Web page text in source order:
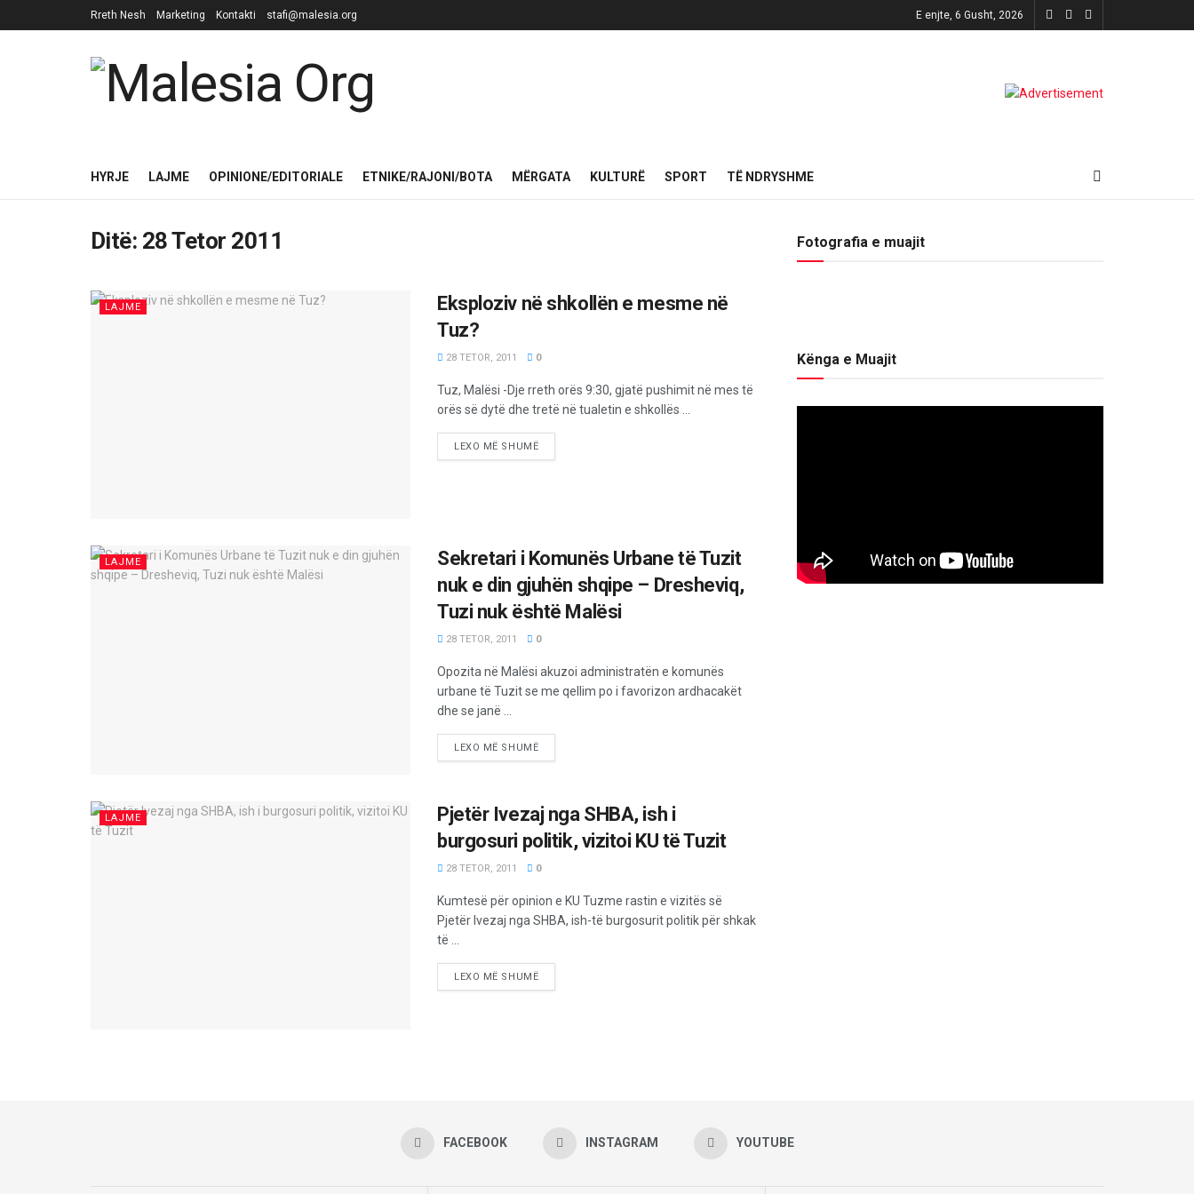
Rreth Nesh Marketing Kontakti stafi@malesia.org E enjte, 6 Gusht, 2026
HYRJE LAJME OPINIONE/EDITORIALE ETNIKE/RAJONI/BOTA MËRGATA KULTURË SPORT TË NDRYSHME
Ditë: 28 Tetor 2011
LAJME
Eksploziv në shkollën e mesme në
Tuz?
28 TETOR, 2011 0
Tuz, Malësi -Dje rreth orës 9:30, gjatë pushimit në mes të
orës së dytë dhe tretë në tualetin e shkollës ...
LEXO MË SHUMË
LAJME
Sekretari i Komunës Urbane të Tuzit
nuk e din gjuhën shqipe – Dresheviq,
Tuzi nuk është Malësi
28 TETOR, 2011 0
Opozita në Malësi akuzoi administratën e komunës
urbane të Tuzit se me qellim po i favorizon ardhacakët
dhe se janë ...
LEXO MË SHUMË
LAJME
Pjetër Ivezaj nga SHBA, ish i
burgosuri politik, vizitoi KU të Tuzit
28 TETOR, 2011 0
Kumtesë për opinion e KU Tuzme rastin e vizitës së
Pjetër Ivezaj nga SHBA, ish-të burgosurit politik për shkak
të ...
LEXO MË SHUMË
Fotografia e muajit
Kënga e Muajit
FACEBOOK INSTAGRAM YOUTUBE